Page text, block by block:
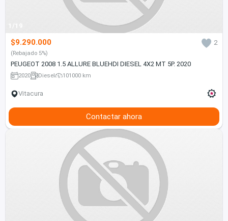
1/19
$9.290.000 2
(Rebajado 5%)
PEUGEOT 2008 1.5 ALLURE BLUEHDI DIESEL 4X2 MT 5P. 2020
2020 Diesel 101000 km
Vitacura
Contactar ahora